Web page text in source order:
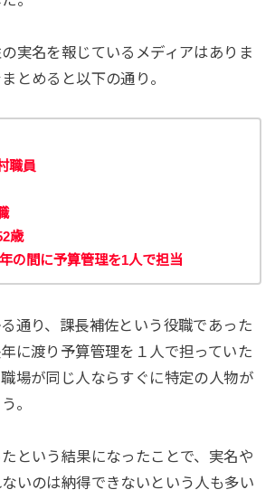
実名を報じているメディアはありま
とめると以下の通り。
職員
歳
の間に予算管理を1人で担当
通り、課長補佐という役職であった
に渡り予算管理を１人で担っていた
場が同じ人ならすぐに特定の人物が
。
という結果になったことで、実名や
いのは納得できないという人も多い